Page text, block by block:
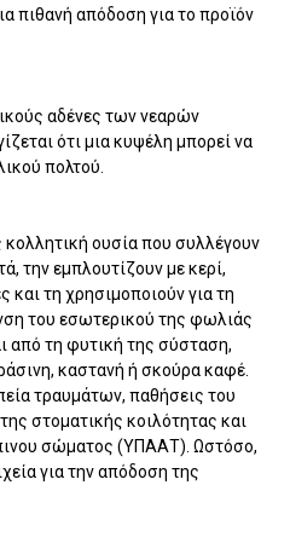
πιθανή απόδοση για το προϊόν
αδένες των νεαρών
ότι μια κυψέλη μπορεί να
πολτού.
ουσία που συλλέγουν
την εμπλουτίζουν με κερί,
και τη χρησιμοποιούν για τη
του εσωτερικού της φωλιάς
από τη φυτική της σύσταση,
καστανή ή σκούρα καφέ.
τραυμάτων, παθήσεις του
στοματικής κοιλότητας και
σώματος (ΥΠΑΑΤ). Ωστόσο,
για την απόδοση της